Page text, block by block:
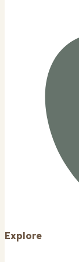
Explore